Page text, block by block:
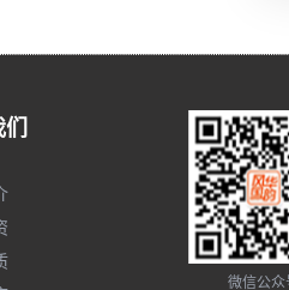
们
微信公众